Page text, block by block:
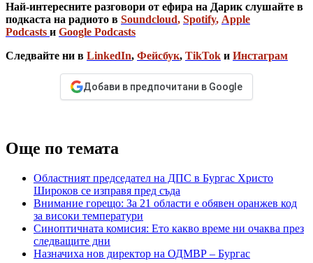
Най-интересните разговори от ефира на Дарик слушайте в
подкаста на радиото в Soundcloud, Spotify, Apple
Podcasts и Google Podcasts
Следвайте ни в LinkedIn, Фейсбук, TikTok и Инстаграм
Добави в предпочитани в Google
Още по темата
Областният председател на ДПС в Бургас Христо
Широков се изправя пред съда
Внимание горещо: За 21 области е обявен оранжев код
за високи температури
Синоптичната комисия: Ето какво време ни очаква през
следващите дни
Назначиха нов директор на ОДМВР – Бургас